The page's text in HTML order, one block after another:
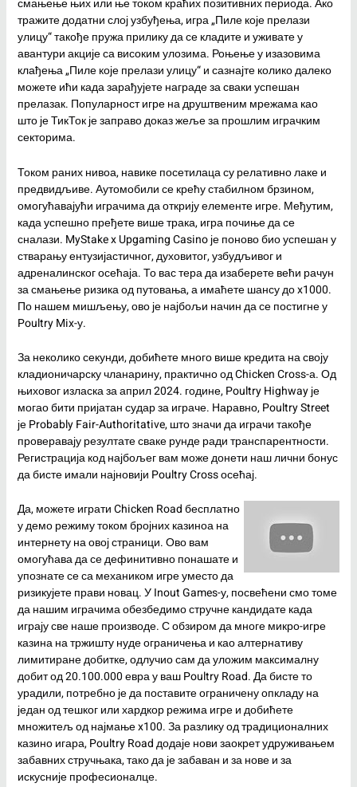
смањење њих или ње током краћих позитивних периода. Ако
тражите додатни слој узбуђења, игра „Пиле које прелази
улицу“ такође пружа прилику да се кладите и уживате у
авантури акције са високим улозима. Роњење у изазовима
клађења „Пиле које прелази улицу“ и сазнајте колико далеко
можете ићи када зарађујете награде за сваки успешан
прелазак. Популарност игре на друштвеним мрежама као
што је ТикТок је заправо доказ жеље за прошлим играчким
секторима.
Током раних нивоа, навике посетилаца су релативно лаке и
предвидљиве. Аутомобили се крећу стабилном брзином,
омогућавајући играчима да открију елементе игре. Међутим,
када успешно пређете више трака, игра почиње да се
сналази. MyStake x Upgaming Casino је поново био успешан у
стварању ентузијастичног, духовитог, узбудљивог и
адреналинског осећаја. То вас тера да изаберете већи рачун
за смањење ризика од путовања, а имаћете шансу до x1000.
По нашем мишљењу, ово је најбољи начин да се постигне у
Poultry Mix-у.
За неколико секунди, добићете много више кредита на своју
кладионичарску чланарину, практично од Chicken Cross-а. Од
њиховог изласка за април 2024. године, Poultry Highway је
могао бити пријатан судар за играче. Наравно, Poultry Street
је Probably Fair-Authoritative, што значи да играчи такође
проверавају резултате сваке рунде ради транспарентности.
Регистрација код најбољег вам може донети наш лични бонус
да бисте имали најновији Poultry Cross осећај.
Да, можете играти Chicken Road бесплатно
у демо режиму током бројних казиноа на
интернету на овој страници. Ово вам
омогућава да се дефинитивно понашате и
упознате се са механиком игре уместо да
ризикујете прави новац. У Inout Games-у, посвећени смо томе
да нашим играчима обезбедимо стручне кандидате када
играју све наше производе. С обзиром да многе микро-игре
казина на тржишту нуде ограничења и као алтернативу
лимитиране добитке, одлучио сам да уложим максималну
добит од 20.100.000 евра у ваш Poultry Road. Да бисте то
урадили, потребно је да поставите ограничену опкладу на
један од тешког или хардкор режима игре и добићете
множитељ од најмање x100. За разлику од традиционалних
казино игара, Poultry Road додаје нови заокрет удруживањем
забавних стручњака, тако да је забаван и за нове и за
искусније професионалце.